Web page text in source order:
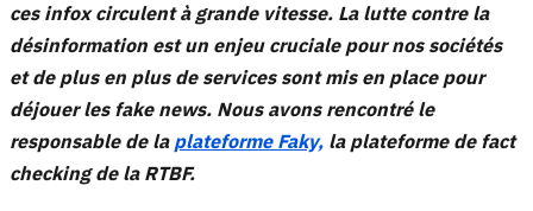
ces infox circulent à grande vitesse. La lutte contre la
désinformation est un enjeu cruciale pour nos sociétés
et de plus en plus de services sont mis en place pour
déjouer les fake news. Nous avons rencontré le
responsable de la plateforme Faky, la plateforme de fact
checking de la RTBF.